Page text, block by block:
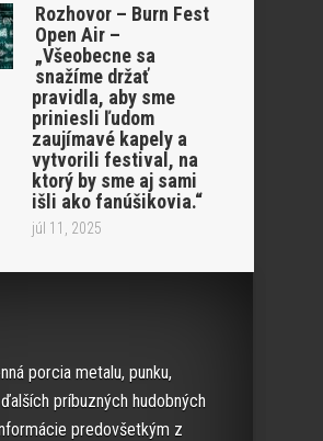
Rozhovor – Burn Fest
Open Air –
„Všeobecne sa
snažíme držať
pravidla, aby sme
priniesli ľudom
zaujímavé kapely a
vytvorili festival, na
ktorý by sme aj sami
išli ako fanúšikovia.“
júl 11, 2025
porcia metalu, punku,
príbuzných hudobných
predovšetkým z